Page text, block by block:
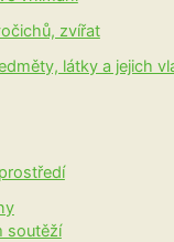
zvířat
látky a jejich
soutěží